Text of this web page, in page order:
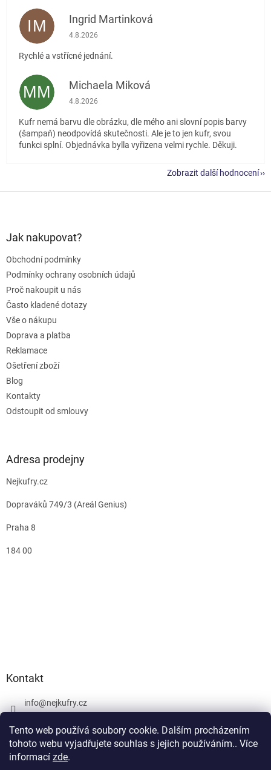
Tento web používá soubory cookie. Dalším procházením
tohoto webu vyjadřujete souhlas s jejich používáním.. Více
informací zde.
IM Ingrid Martinková
Hodnocení obchodu je 5 z 5 hvězdiček.
4.8.2026
Rychlé a vstřícné jednání.
MM Michaela Miková
Hodnocení obchodu je 5 z 5 hvězdiček.
4.8.2026
Kufr nemá barvu dle obrázku, dle mého ani slovní popis barvy
(šampaň) neodpovídá skutečnosti. Ale je to jen kufr, svou
funkci splní. Objednávka bylla vyřizena velmi rychle. Děkuji.
Zobrazit další hodnocení
Jak nakupovat?
Obchodní podmínky
Podmínky ochrany osobních údajů
Proč nakoupit u nás
Často kladené dotazy
Vše o nákupu
Doprava a platba
Reklamace
Ošetření zboží
Blog
Kontakty
Odstoupit od smlouvy
Adresa prodejny
Nejkufry.cz
Dopraváků 749/3 (Areál Genius)
Praha 8
184 00
Kontakt
info@nejkufry.cz
Facebook